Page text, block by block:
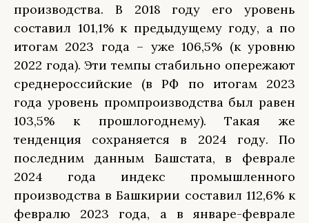
производства. В 2018 году его уровень
составил 101,1% к предыдущему году, а по
итогам 2023 года – уже 106,5% (к уровню
2022 года). Эти темпы стабильно опережают
среднероссийские (в РФ по итогам 2023
года уровень промпроизводства был равен
103,5% к прошлогоднему). Такая же
тенденция сохраняется в 2024 году. По
последним данным Башстата, в феврале
2024 года индекс промышленного
производства в Башкирии составил 112,6% к
февралю 2023 года, а в январе-феврале